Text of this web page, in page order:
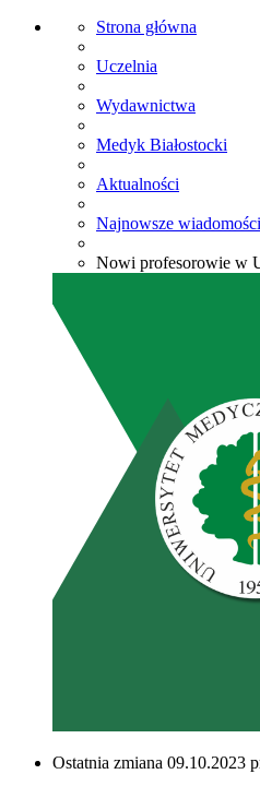
Strona główna
Uczelnia
Wydawnictwa
Medyk Białostocki
Aktualności
Najnowsze wiadomości
Nowi profesorowie w
Ostatnia zmiana 09.10.2023